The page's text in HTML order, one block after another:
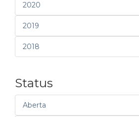
2020
2019
2018
Status
Aberta